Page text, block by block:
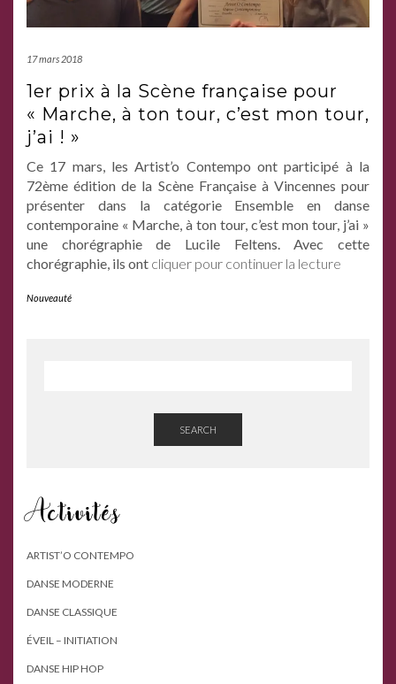
17 mars 2018
1er prix à la Scène française pour
« Marche, à ton tour, c’est mon tour,
j’ai ! »
Ce 17 mars, les Artist’o Contempo ont participé à la
72ème édition de la Scène Française à Vincennes pour
présenter dans la catégorie Ensemble en danse
contemporaine « Marche, à ton tour, c’est mon tour, j’ai »
une chorégraphie de Lucile Feltens. Avec cette
chorégraphie, ils ont cliquer pour continuer la lecture
Nouveauté
SEARCH
Activités
ARTIST’O CONTEMPO
DANSE MODERNE
DANSE CLASSIQUE
ÉVEIL – INITIATION
DANSE HIP HOP